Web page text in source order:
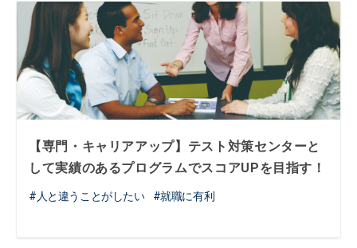
【専門・キャリアアップ】テスト対策センターと
して実績のあるプログラムでスコアUPを目指す！
人と違うことがしたい 就職に有利